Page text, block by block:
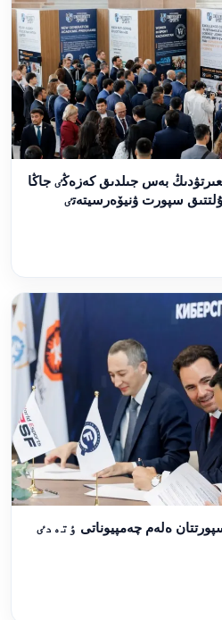
بەس جىلدىق كەزەڭٸ جاڭا
سپورت ۋنيۆەرسيتەتٸ